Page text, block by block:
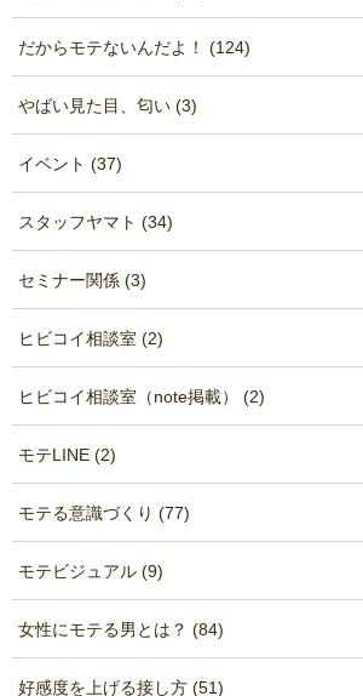
だからモテないんだよ！ (124)
やばい見た目、匂い (3)
イベント (37)
スタッフヤマト (34)
セミナー関係 (3)
ヒビコイ相談室 (2)
ヒビコイ相談室（note掲載） (2)
モテLINE (2)
モテる意識づくり (77)
モテビジュアル (9)
女性にモテる男とは？ (84)
好感度を上げる接し方 (51)